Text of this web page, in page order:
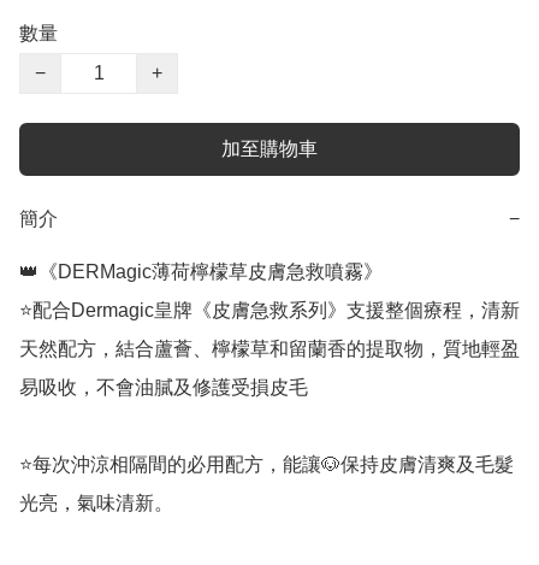
數量
−
+
加至購物車
簡介 −
👑《DERMagic薄荷檸檬草皮膚急救噴霧》
⭐️配合Dermagic皇牌《皮膚急救系列》支援整個療程，清新
天然配方，結合蘆薈、檸檬草和留蘭香的提取物，質地輕盈
易吸收，不會油膩及修護受損皮毛
⭐️每次沖涼相隔間的必用配方，能讓🐶保持皮膚清爽及毛髮
光亮，氣味清新。